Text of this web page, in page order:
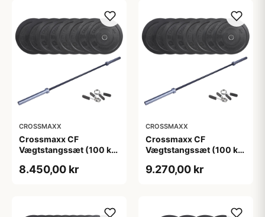
CROSSMAXX
Crossmaxx CF
Vægtstangssæt (100 kg
vægtstang). Perfekt til
8.450,00 kr
CROSSMAXX
Crossmaxx CF
Vægtstangssæt (100 kg
vægtstang). Perfekt til
9.270,00 kr